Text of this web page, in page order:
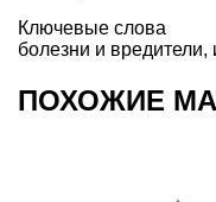
Ключевые слова
болезни и вредители,
ПОХОЖИЕ